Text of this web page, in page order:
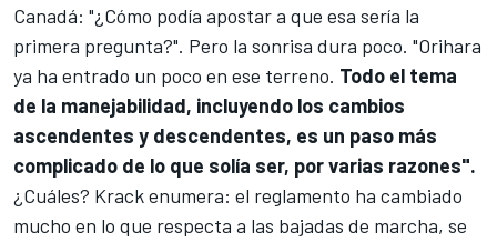
Canadá: "¿Cómo podía apostar a que esa sería la
primera pregunta?". Pero la sonrisa dura poco. "Orihara
ya ha entrado un poco en ese terreno. Todo el tema
de la manejabilidad, incluyendo los cambios
ascendentes y descendentes, es un paso más
complicado de lo que solía ser, por varias razones".
¿Cuáles? Krack enumera: el reglamento ha cambiado
mucho en lo que respecta a las bajadas de marcha, se